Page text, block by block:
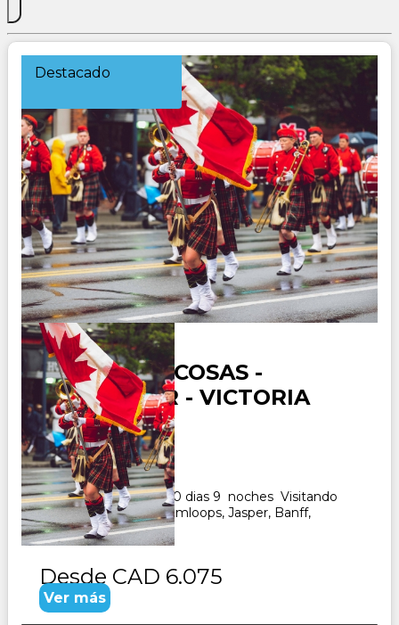
Destacado
CANADA ROCOSAS -
VANCOUVER - VICTORIA
Duración:
10Días9Noches
Paquete Turistico de 10 dias 9 noches Visitando
Vancouver, Calgary, Kamloops, Jasper, Banff,
CONSULTAR
Desde CAD 6.075
Ver más